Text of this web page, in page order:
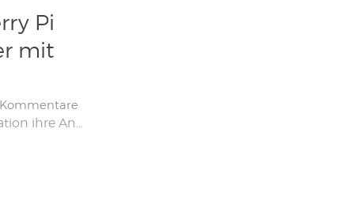
Pi
mit
Im Januar 2021 kündigte die Raspberry Pi Foundation ihre Ankunft auf dem Mikrocontroller-Markt mit dem Raspberry Pi Pico an, einem leistungsstarken Mikrocontroller für nur 4 US-Dollar. Heute kündigt die Raspberry Pi Foundation die Veröffentlichung eines neuen Produkts an, das Pi Pico W, das seiner kleinen Maschine Wi-Fi-Konnektivität hinzufügt! Ein kurzer Überblick über neue Produkte und […]